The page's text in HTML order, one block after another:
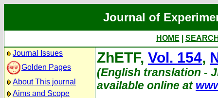
Journal of
HOME
Journal Issues
Golden Pages
About This journal
Aims and Scope
ZhETF, Vol. 154,
(English translation -
available online at